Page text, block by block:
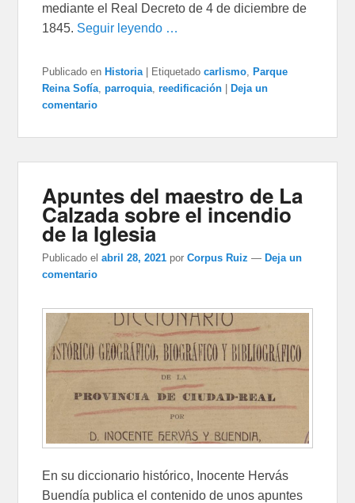
mediante el Real Decreto de 4 de diciembre de
1845. Seguir leyendo …
Publicado en Historia Etiquetado carlismo
Parque
Reina Sofía ,parroquia ,reedificación
Deja un
comentario
Apuntes del maestro de La
Calzada sobre el incendio
de la Iglesia
Publicado el abril 28, 2021 porCorpus Ruiz —Deja un
comentario
En su diccionario histórico, Inocente Hervás
Buendía publica el contenido de unos apuntes